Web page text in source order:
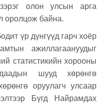
олон улсын арга
оролцож байна.
үр дүнгүүд гарч хоёр
ажиллагаануудыг
статистикийн хорооны
шууд хөрөнгө
оруулагч улсаар
Бүгд Найрамдах